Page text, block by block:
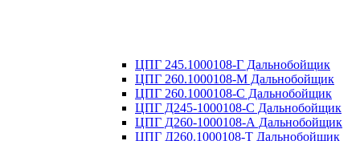
ЦПГ 245.1000108-Г Дальнобойщик
ЦПГ 260.1000108-М Дальнобойщик
ЦПГ 260.1000108-С Дальнобойщик
ЦПГ Д245-1000108-С Дальнобойщик
ЦПГ Д260-1000108-А Дальнобойщик
ЦПГ Д260.1000108-Т Дальнобойщик